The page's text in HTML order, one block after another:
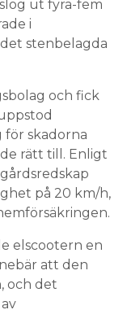
ut fyra-fem
i
stenbelagda
och fick
för skadorna
rätt till. Enligt
på 20 km/h,
elscootern en
att den
och det